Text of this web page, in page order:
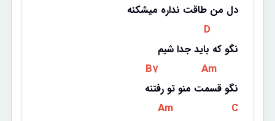
دل من طاقت نداره میشکنه
D
نگو که باید جدا شیم
B7 Am
نگو قسمت منو تو رفتنه
Am C